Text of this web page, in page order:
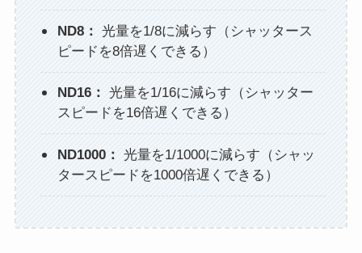
ND8： 光量を1/8に減らす（シャッタース
ピードを8倍遅くできる）
ND16： 光量を1/16に減らす（シャッター
スピードを16倍遅くできる）
ND1000： 光量を1/1000に減らす（シャッ
タースピードを1000倍遅くできる）